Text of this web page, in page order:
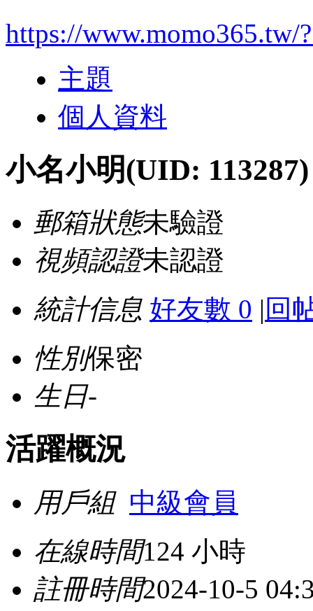
https://www.momo365.tw/
主題
個人資料
小名小明(UID: 113287)
郵箱狀態未驗證
視頻認證未認證
統計信息 好友數 0 | 回
性別保密
生日-
活躍概況
用戶組 中級會員
在線時間124 小時
註冊時間2024-10-5